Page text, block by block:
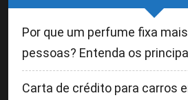
Por que um perfume fixa
pessoas? Entenda os
Carta de crédito para carros